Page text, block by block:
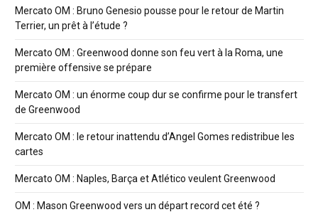
Mercato OM : Bruno Genesio pousse pour le retour de Martin
Terrier, un prêt à l’étude ?
Mercato OM : Greenwood donne son feu vert à la Roma, une
première offensive se prépare
Mercato OM : un énorme coup dur se confirme pour le transfert
de Greenwood
Mercato OM : le retour inattendu d’Angel Gomes redistribue les
cartes
Mercato OM : Naples, Barça et Atlético veulent Greenwood
OM : Mason Greenwood vers un départ record cet été ?